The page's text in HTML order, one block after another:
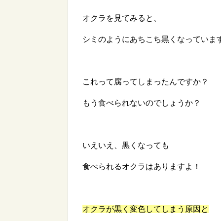
オクラを見てみると、
シミのようにあちこち黒くなっていま
これって腐ってしまったんですか？
もう食べられないのでしょうか？
いえいえ、黒くなっても
食べられるオクラはありますよ！
オクラが黒く変色してしまう原因と